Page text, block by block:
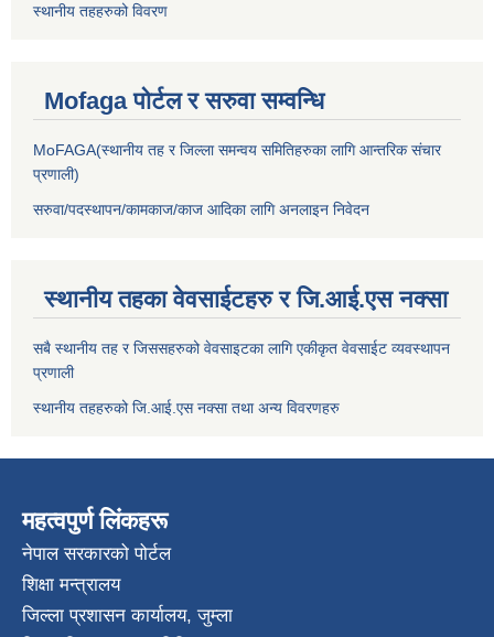
स्थानीय तहहरुको विवरण
Mofaga पोर्टल र सरुवा सम्वन्धि
MoFAGA(स्थानीय तह र जिल्ला समन्वय समितिहरुका लागि आन्तरिक संचार
प्रणाली)
सरुवा/पदस्थापन/कामकाज/काज आदिका लागि अनलाइन निवेदन
स्थानीय तहका वेवसाईटहरु र जि.आई.एस नक्सा
सबै स्थानीय तह र जिससहरुको वेवसाइटका लागि एकीकृत वेवसाईट व्यवस्थापन
प्रणाली
स्थानीय तहहरुको जि.आई.एस नक्सा तथा अन्य विवरणहरु
महत्वपुर्ण लिंकहरू
नेपाल सरकारको पोर्टल
शिक्षा मन्त्रालय
जिल्ला प्रशासन कार्यालय, जुम्ला